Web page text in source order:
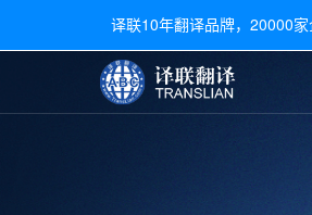
译联10年翻译品牌，20000
常用语